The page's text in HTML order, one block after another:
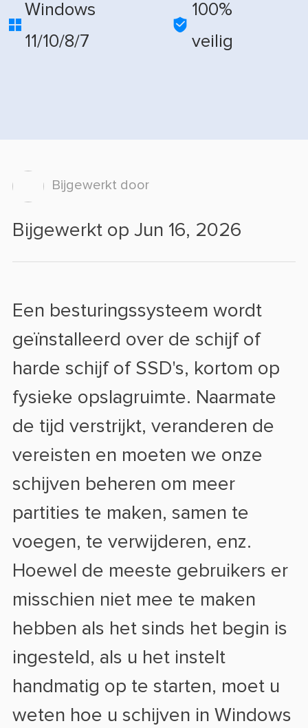

Windows
11/10/8/7

100%
veilig
Bijgewerkt door
Bijgewerkt op Jun 16, 2026
Een besturingssysteem wordt
geïnstalleerd over de schijf of
harde schijf of SSD's, kortom op
fysieke opslagruimte. Naarmate
de tijd verstrijkt, veranderen de
vereisten en moeten we onze
schijven beheren om meer
partities te maken, samen te
voegen, te verwijderen, enz.
Hoewel de meeste gebruikers er
misschien niet mee te maken
hebben als het sinds het begin is
ingesteld, als u het instelt
handmatig op te starten, moet u
weten hoe u schijven in Windows